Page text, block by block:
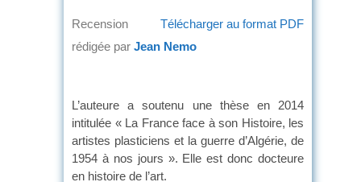
Télécharger au format PDF
Recension
rédigée par Jean Nemo
L’auteure a soutenu une thèse en 2014
intitulée « La France face à son Histoire, les
artistes plasticiens et la guerre d’Algérie, de
1954 à nos jours ». Elle est donc docteure
en histoire de l’art.